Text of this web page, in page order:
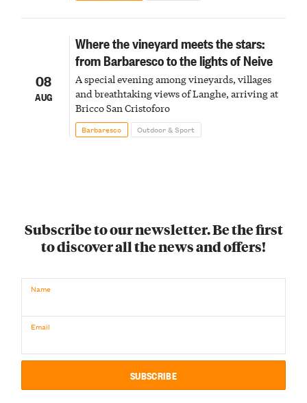
08
AUG
Where the vineyard meets the stars:
from Barbaresco to the lights of Neive
A special evening among vineyards, villages
and breathtaking views of Langhe, arriving at
Bricco San Cristoforo
Barbaresco Outdoor & Sport
Subscribe to our newsletter. Be the first
to discover all the news and offers!
Name
Email